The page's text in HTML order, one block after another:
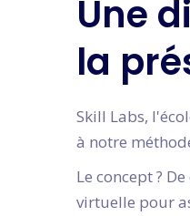
Une
la
Skill Labs,
à notre
Le concept ?
virtuelle pour